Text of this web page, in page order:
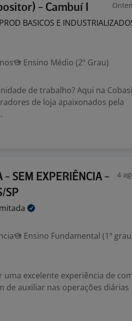
- Cambuí I
BASICOS E
Ensino Médio (2º Grau)
de trabalho? Aqui na
de loja apaixonados pela
- SEM EXPERIÊNCIA -
SP
4
Ensino Fundamental (1º
excelente experiência de
de auxiliar nas operações diárias